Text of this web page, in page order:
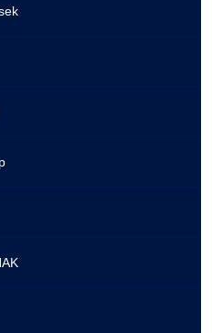
szabályai